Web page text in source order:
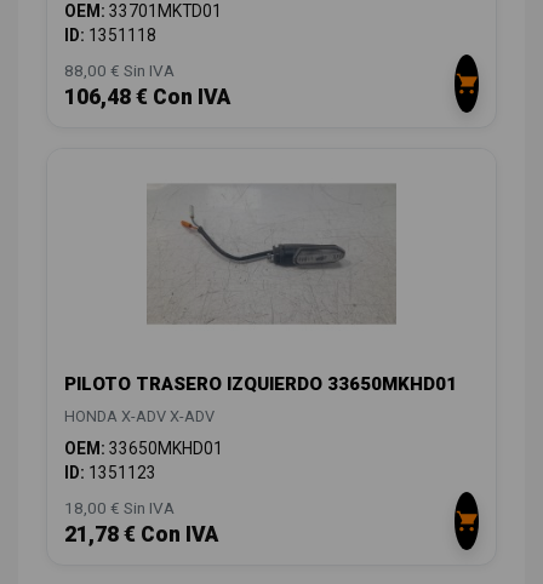
OEM: 33701MKTD01
ID: 1351118
88,00 € Sin IVA
106,48 € Con IVA
PILOTO TRASERO IZQUIERDO 33650MKHD01
HONDA X-ADV X-ADV
OEM: 33650MKHD01
ID: 1351123
18,00 € Sin IVA
21,78 € Con IVA